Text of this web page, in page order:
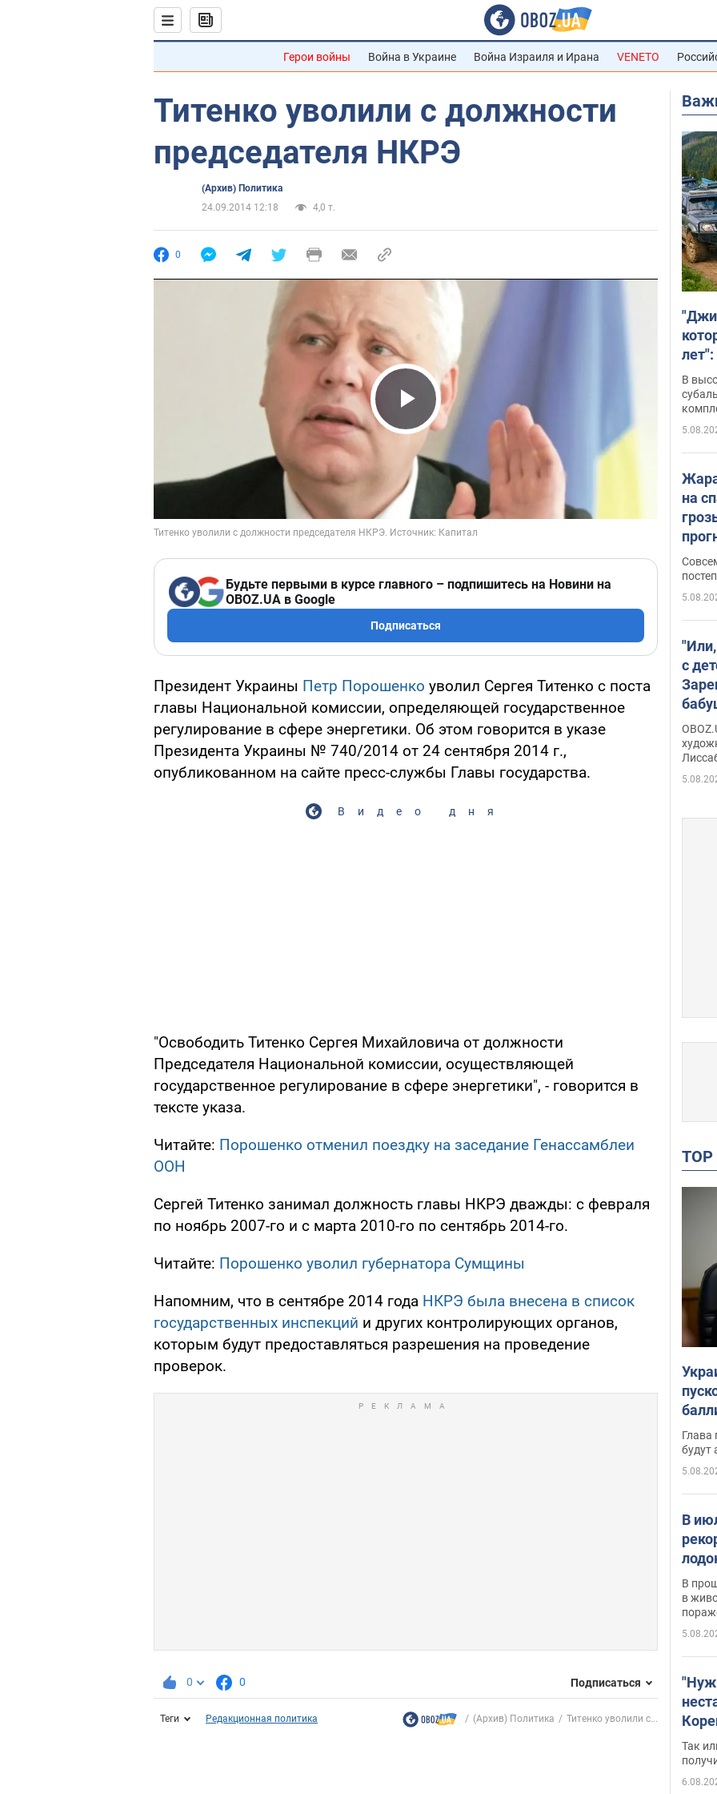
Герои войны Война в Украине Война Израиля и Ирана VENETO
Титенко уволили с должности
председателя НКРЭ
(Архив) Политика
24.09.2014 12:18
4,0 т.
0
Play Video
Будьте первыми в курсе главного – подпишитесь на Новини на
OBOZ.UA в Google
Подписаться
Президент Украины Петр Порошенко уволил Сергея Титенко с поста
главы Национальной комиссии, определяющей государственное
регулирование в сфере энергетики. Об этом говорится в указе
Президента Украины № 740/2014 от 24 сентября 2014 г.,
опубликованном на сайте пресс-службы Главы государства.
Видео дня
"Освободить Титенко Сергея Михайловича от должности
Председателя Национальной комиссии, осуществляющей
государственное регулирование в сфере энергетики", - говорится в
тексте указа.
Читайте: Порошенко отменил поездку на заседание Генассамблеи
ООН
Сергей Титенко занимал должность главы НКРЭ дважды: с февраля
по ноябрь 2007-го и с марта 2010-го по сентябрь 2014-го.
Читайте: Порошенко уволил губернатора Сумщины
Напомним, что в сентябре 2014 года НКРЭ была внесена в список
государственных инспекций и других контролирующих органов,
которым будут предоставляться разрешения на проведение
проверок.
0 0 Подписаться
Теги Редакционная политика (Архив) Политика Титенко уволили с...
В
на
с
сына
Глава
будут
В
В
в
Так